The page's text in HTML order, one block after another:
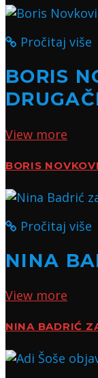
Pročitaj više
BORIS
View more
BORIS
Pročitaj više
NINA
View more
NINA BADRIĆ